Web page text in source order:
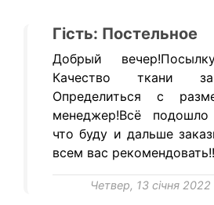
Гість: Постельное
Добрый
Качество ткани
Определиться с
менеджер!Всё подошло
что буду и дальше
всем вас
Четвер, 13 січня 2022